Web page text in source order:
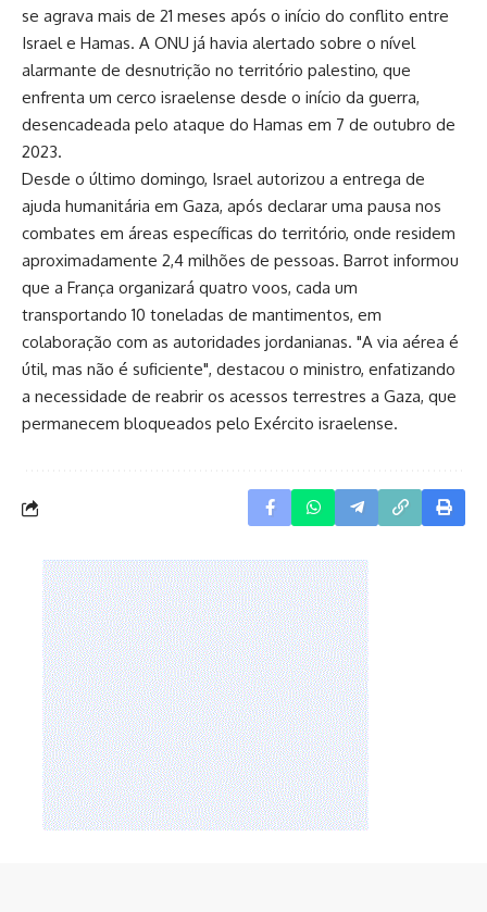
se agrava mais de 21 meses após o início do conflito entre
Israel e Hamas. A ONU já havia alertado sobre o nível
alarmante de desnutrição no território palestino, que
enfrenta um cerco israelense desde o início da guerra,
desencadeada pelo ataque do Hamas em 7 de outubro de
2023.
Desde o último domingo, Israel autorizou a entrega de
ajuda humanitária em Gaza, após declarar uma pausa nos
combates em áreas específicas do território, onde residem
aproximadamente 2,4 milhões de pessoas. Barrot informou
que a França organizará quatro voos, cada um
transportando 10 toneladas de mantimentos, em
colaboração com as autoridades jordanianas. "A via aérea é
útil, mas não é suficiente", destacou o ministro, enfatizando
a necessidade de reabrir os acessos terrestres a Gaza, que
permanecem bloqueados pelo Exército israelense.